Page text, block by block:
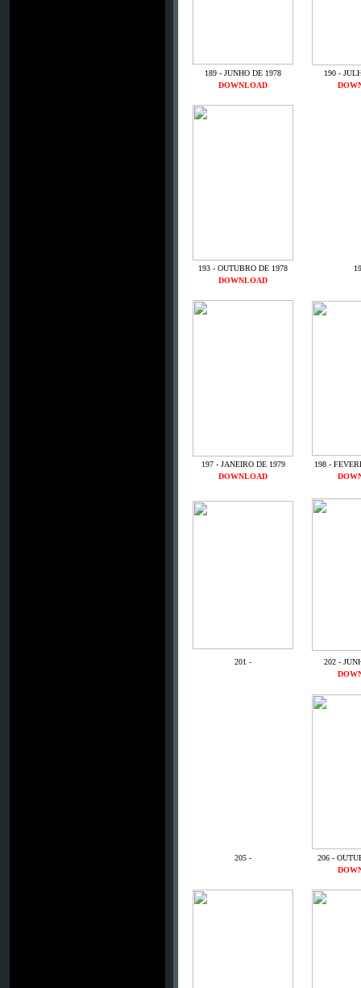
189 - JUNHO DE 1978
190 -
DOWNLOAD
193 - OUTUBRO DE 1978
DOWNLOAD
197 - JANEIRO DE 1979
198 -
DOWNLOAD
201 -
202 -
205 -
206 -